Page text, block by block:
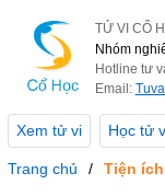
TỬ VI CỔ
Nhóm
Hotline tư
Email:
Xem tử vi Học tử
Trang chủ Tiện ích